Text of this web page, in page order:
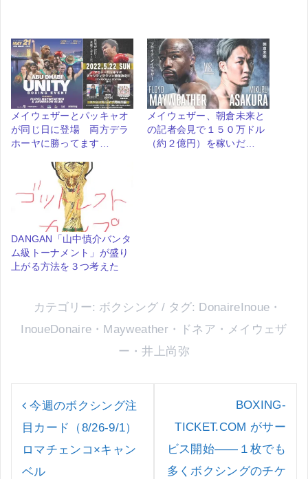
み
中…
メイウェザーとパッキャオ
が同じ日に登場 両方デラ
ホーヤに勝ってます…
メイウェザー、朝倉未来と
の記者会見で１５０万ドル
（約２億円）を稼いだ…
DANGAN「山中慎介バンタ
ム級トーナメント」が盛り
上がる方法を３つ考えた
カテゴリー: ボクシング タグ: DonaireInoue ・
InoueDonaire ・ Mayweather・ ドネア ・ メイウェザ
ー ・井上尚弥
稿
ナ
ビ
ー
今週のボクシング注
目カード（8/26-9/1）
ロマチェンコ×キャン
ベル
BOXING-
TICKET.COM がサー
ビス開始――１枚でも
多くボクシングのチケ